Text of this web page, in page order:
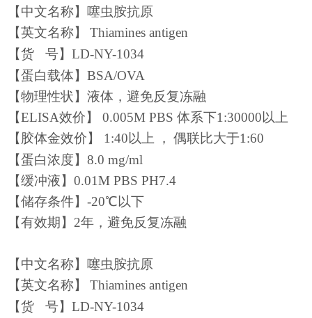
【中文名称】 噻虫胺抗原
【英文名称】
Thiamines antigen
【货 号】LD-NY-1034
【蛋白载体】BSA/OVA
【物理性状】液体，避免反复冻融
【ELISA效价】 0.005M PBS 体系下1:30000以上
【 胶体金效价】 1 :40以上 ， 偶联比大于1:60
【蛋白浓度】8.0 mg/ml
【缓冲液】0.01M PBS PH7.4
【储存条件】-20℃以下
【有效期】 2年，避免反复冻融
【中文名称】 噻虫胺抗原
【英文名称】
Thiamines antigen
【货 号】LD-NY-1034